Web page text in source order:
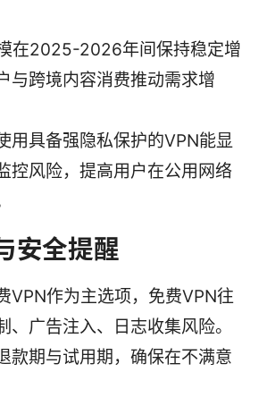
在2025-2026年间保持稳定增
与跨境内容消费推动需求增
用具备强隐私保护的VPN能显
控风险，提高用户在公用网络
安全提醒
VPN作为主选项，免费VPN往
、广告注入、日志收集风险。
款期与试用期，确保在不满意